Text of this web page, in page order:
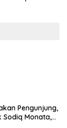
Pengunjung,
Sodiq Monata,